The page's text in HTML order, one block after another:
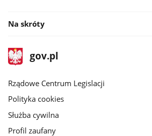
Na skróty
stopka
gov.plStrona
gov.pl
Rządowe Centrum Legislacji
Polityka cookies
Służba cywilna
Profil zaufany